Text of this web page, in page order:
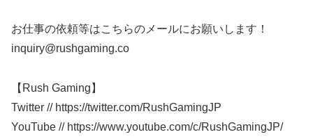
お仕事の依頼等はこちらのメールにお願いします！
inquiry@rushgaming.co
【Rush Gaming】
Twitter // https://twitter.com/RushGamingJP
YouTube // https://www.youtube.com/c/RushGamingJP/